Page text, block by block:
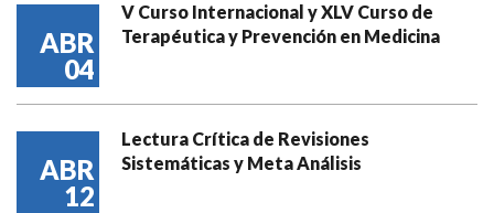
ABR
04
V Curso Internacional y XLV Curso de
Terapéutica y Prevención en Medicina
ABR
12
Lectura Crítica de Revisiones
Sistemáticas y Meta Análisis